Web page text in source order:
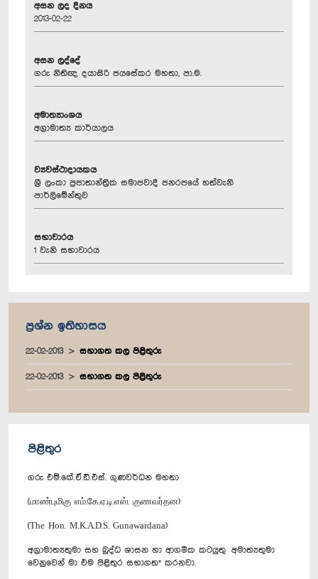
අසන ලද දිනය
2013-02-22
අසන ලද්දේ
ගරු නීතිඥ දයාසිරි ජයසේකර මහතා, පා.ම.
අමාත්‍යාංශය
අග්‍රාමාත්‍ය කාර්යාලය
ව්‍යවස්ථාදායකය
ශ්‍රී ලංකා ප්‍රජාතාන්ත්‍රික සමාජවාදී ජනරජයේ හත්වැනි
පාර්ලිමේන්තුව
සභාවාරය
1 වැනි සභාවාරය
ප්‍රශ්න ඉතිහාසය
22-02-2013 සභාගත කල පිළිතුරු
22-02-2013 සභාගත කල පිළිතුරු
පිළිතුර
ගරු එම්.කේ.ඒ.ඩී.එස්. ගුණවර්ධන මහතා
(மாண்புமிகு எம்.கே.ஏ.டி.எஸ். குணவர்தன)
(The Hon. M.K.A.D.S. Gunawardana)
අග්‍රාමාත්‍යතුමා සහ බුද්ධ ශාසන හා ආගමික කටයුතු අමාත්‍යතුමා
වෙනුවෙන් මා එම පිළිතුර සභාගත* කරනවා.